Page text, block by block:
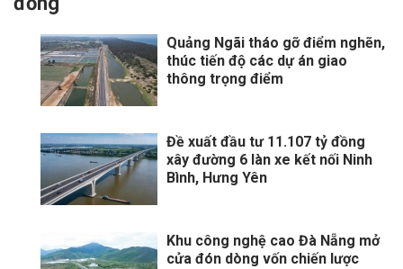
Quảng Ngãi tháo gỡ điểm nghẽn,
thúc tiến độ các dự án giao
thông trọng điểm
Đề xuất đầu tư 11.107 tỷ đồng
xây đường 6 làn xe kết nối Ninh
Bình, Hưng Yên
Khu công nghệ cao Đà Nẵng mở
cửa đón dòng vốn chiến lược